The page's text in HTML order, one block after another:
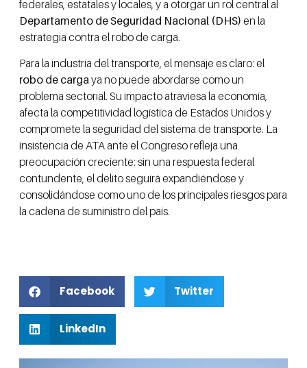
federales, estatales y locales, y a otorgar un rol central al
Departamento de Seguridad Nacional (DHS) en la
estrategia contra el robo de carga.
Para la industria del transporte, el mensaje es claro: el
robo de cargaya no puede abordarse como un
problema sectorial. Su impacto atraviesa la economía,
afecta la competitividad logística de Estados Unidos y
compromete la seguridad del sistema de transporte. La
insistencia de ATA ante el Congreso refleja una
preocupación creciente: sin una respuesta federal
contundente, el delito seguirá expandiéndose y
consolidándose como uno de los principales riesgos para
la cadena de suministro del país.
Facebook Twitter
LinkedIn